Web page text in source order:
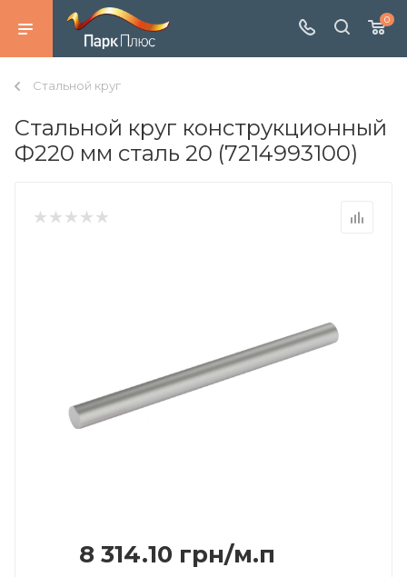
0
Стальной круг
Стальной круг конструкционный
Ф220 мм сталь 20 (7214993100)
8 314.10 грн/м.п